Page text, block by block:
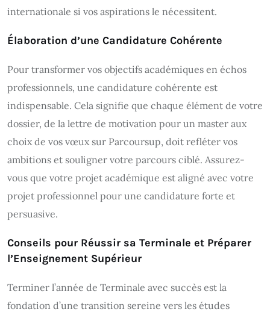
internationale si vos aspirations le nécessitent.
Élaboration d’une Candidature Cohérente
Pour transformer vos objectifs académiques en échos
professionnels, une candidature cohérente est
indispensable. Cela signifie que chaque élément de votre
dossier, de la lettre de motivation pour un master aux
choix de vos vœux sur Parcoursup, doit refléter vos
ambitions et souligner votre parcours ciblé. Assurez-
vous que votre projet académique est aligné avec votre
projet professionnel pour une candidature forte et
persuasive.
Conseils pour Réussir sa Terminale et Préparer
l’Enseignement Supérieur
Terminer l’année de Terminale avec succès est la
fondation d’une transition sereine vers les études